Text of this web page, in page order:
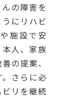
の障害を
にリハビ
施設で安
人、家族
の提案、
さらに必
リを継続